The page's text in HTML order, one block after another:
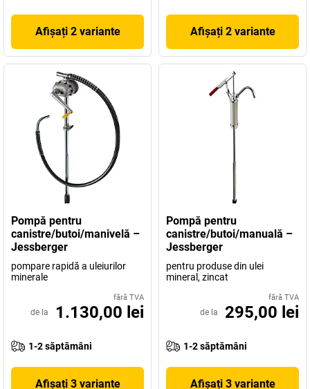
Afișați 2 variante Afișați 2 variante
Pompă pentru
canistre/butoi/manivelă –
Jessberger
pompare rapidă a uleiurilor
minerale
fără TVA
de la 1.130,00 lei
1-2 săptămâni
Afișați 3 variante
Pompă pentru
canistre/butoi/manuală –
Jessberger
pentru produse din ulei
mineral, zincat
fără TVA
de la 295,00 lei
1-2 săptămâni
Afișați 3 variante